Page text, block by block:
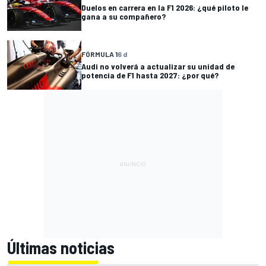
Duelos en carrera en la F1 2026: ¿qué piloto le
gana a su compañero?
FÓRMULA 16 d
Audi no volverá a actualizar su unidad de
potencia de F1 hasta 2027: ¿por qué?
Últimas noticias